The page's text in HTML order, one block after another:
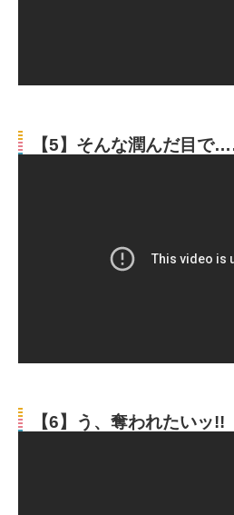
【5】そんな潤んだ目
【6】う、奪われたいッ